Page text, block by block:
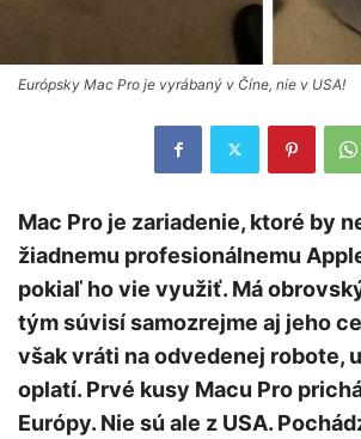
Európsky Mac Pro je vyrábaný v Číne, nie v USA!
Mac Pro je zariadenie, ktoré by
žiadnemu profesionálnemu
pokiaľ ho vie využiť. Má
tým súvisí samozrejme aj jeho
však vráti na odvedenej robote,
oplatí. Prvé kusy Macu Pro
Európy. Nie sú ale z USA.